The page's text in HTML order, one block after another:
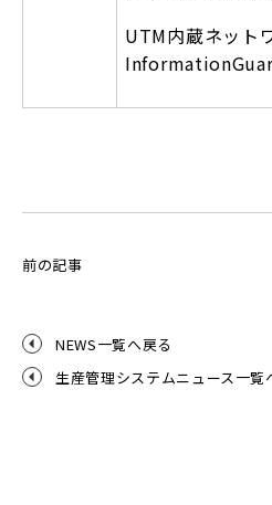
UTM内蔵ネット
前の記事
NEWS一覧へ戻る
生産管理システムニュース一覧